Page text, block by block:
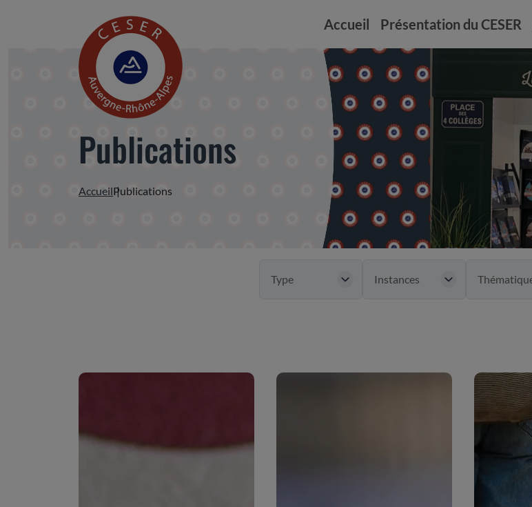
Accueil Présentation du CESER
Publications
AccueilPublications